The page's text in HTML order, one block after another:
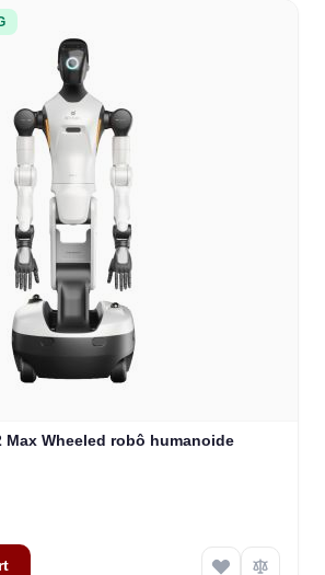
Max Wheeled robô humanoide